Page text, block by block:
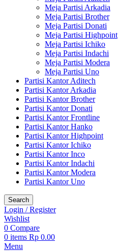
Meja Partisi Arkadia
Meja Partisi Brother
Meja Partisi Donati
Meja Partisi Highpoint
Meja Partisi Ichiko
Meja Partisi Indachi
Meja Partisi Modera
Meja Partisi Uno
Partisi Kantor Aditech
Partisi Kantor Arkadia
Partisi Kantor Brother
Partisi Kantor Donati
Partisi Kantor Frontline
Partisi Kantor Hanko
Partisi Kantor Highpoint
Partisi Kantor Ichiko
Partisi Kantor Inco
Partisi Kantor Indachi
Partisi Kantor Modera
Partisi Kantor Uno
Search
Login / Register
Wishlist
0 Compare
0 items Rp 0.00
Menu